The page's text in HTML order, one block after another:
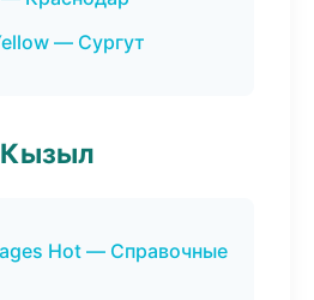
— Сургут
Кызыл
Hot — Справочные